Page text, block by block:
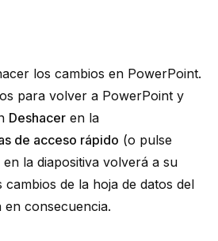
los cambios en PowerPoint.
para volver a PowerPoint y
Deshacer en la
de acceso rápido (o pulse
la diapositiva volverá a su
de la hoja de datos del
consecuencia.